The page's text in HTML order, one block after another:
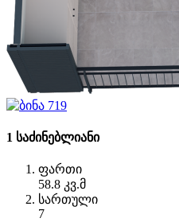
1 საძინებლიანი
ფართი
58.8 კვ.მ
სართული
7